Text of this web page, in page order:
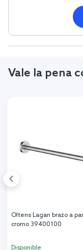
Vale la pena
Oltens Lagan brazo a
cromo 39400100
Disponible